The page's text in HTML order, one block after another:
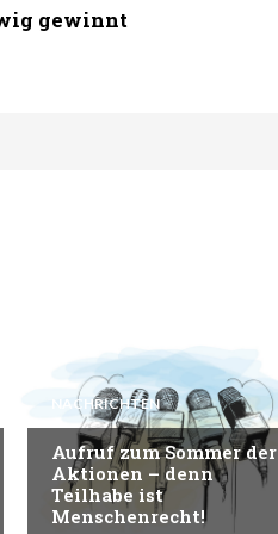
gewinnt
NACHRICHTEN
Aufruf zum Sommer der
Aktionen – denn
Teilhabe ist
Menschenrecht!